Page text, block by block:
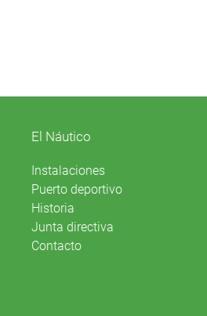
El Náutico
Instalaciones
Puerto deportivo
Historia
Junta directiva
Contacto